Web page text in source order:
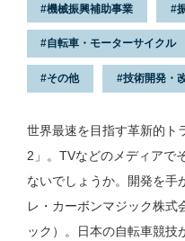
機械振興補助事業
自転車・モーターサイクル
その他 技術開発・
世界最速を目指す革新的ト
2」。TVなどのメディアで
ないでしょうか。開発を手
レ・カーボンマジック株式
ック）。日本の自転車競技